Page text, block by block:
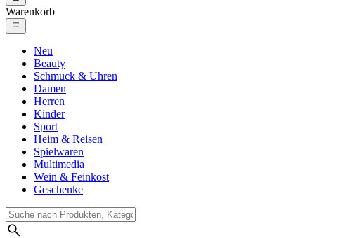
Warenkorb
Neu
Beauty
Schmuck & Uhren
Damen
Herren
Kinder
Sport
Heim & Reisen
Spielwaren
Multimedia
Wein & Feinkost
Geschenke